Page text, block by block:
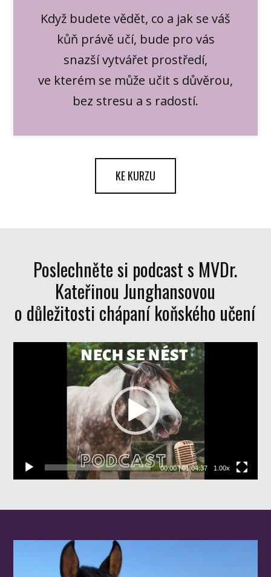
Když budete vědět, co a jak se váš
kůň právě učí, bude pro vás
snazší vytvářet prostředí,
ve kterém se může učit s důvěrou,
bez stresu a s radostí.
KE KURZU
Poslechněte si podcast s MVDr.
Kateřinou Junghansovou
o důležitosti chápaní koňského učení
00:00|01:04:37 1.00x